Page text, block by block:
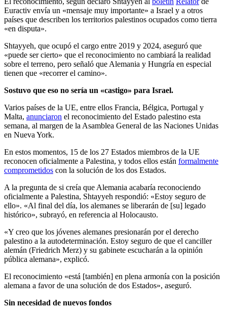
Euractiv envía un «mensaje muy importante» a Israel y a otros
países que describen los territorios palestinos ocupados como tierra
«en disputa».
Shtayyeh, que ocupó el cargo entre 2019 y 2024, aseguró que
«puede ser cierto» que el reconocimiento no cambiará la realidad
sobre el terreno, pero señaló que Alemania y Hungría en especial
tienen que «recorrer el camino».
Sostuvo que eso no sería un «castigo» para Israel.
Varios países de la UE, entre ellos Francia, Bélgica, Portugal y
Malta, anunciaron el reconocimiento del Estado palestino esta
semana, al margen de la Asamblea General de las Naciones Unidas
en Nueva York.
En estos momentos, 15 de los 27 Estados miembros de la UE
reconocen oficialmente a Palestina, y todos ellos están formalmente
comprometidos con la solución de los dos Estados.
A la pregunta de si creía que Alemania acabaría reconociendo
oficialmente a Palestina, Shtayyeh respondió: «Estoy seguro de
ello». «Al final del día, los alemanes se liberarán de [su] legado
histórico», subrayó, en referencia al Holocausto.
«Y creo que los jóvenes alemanes presionarán por el derecho
palestino a la autodeterminación. Estoy seguro de que el canciller
alemán (Friedrich Merz) y su gabinete escucharán a la opinión
pública alemana», explicó.
El reconocimiento «está [también] en plena armonía con la posición
alemana a favor de una solución de dos Estados», aseguró.
Sin necesidad de nuevos fondos